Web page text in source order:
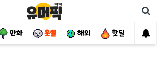
만화 웃썰 해외 핫딜 자